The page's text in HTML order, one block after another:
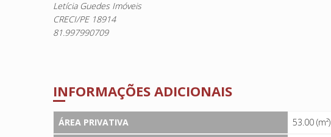
Letícia Guedes Imóveis
CRECI/PE 18914
81.997990709
INFORMAÇÕES ADICIONAIS
ÁREA PRIVATIVA
53.00 (m²)